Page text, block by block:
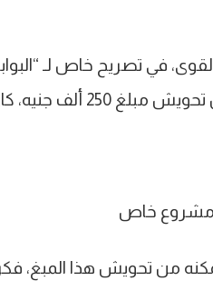
في تصريح خاص لـ
جنيه، كان يدخرها في البنك.
مشروع خاص
من تحويش هذا المبغ،